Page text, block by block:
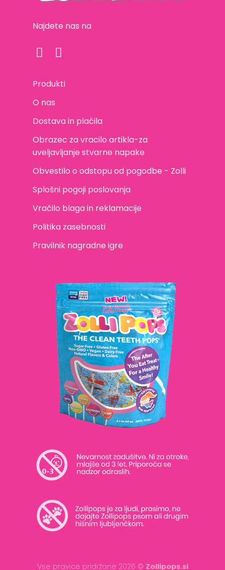
Najdete nas na
Produkti
O nas
Dostava in plačila
Obrazec za vracilo artikla-za
uveljavljanje stvarne napake
Obvestilo o odstopu od pogodbe - Zolli
Splošni pogoji poslovanja
Vračilo blaga in reklamacije
Politika zasebnosti
Pravilnik nagradne igre
Vse pravice pridržane 2026 © Zollipops.si